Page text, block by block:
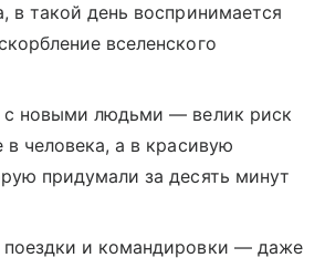
в такой день воспринимается
вселенского
с новыми людьми — велик риск
в человека, а в красивую
придумали за десять минут
поездки и командировки — даже